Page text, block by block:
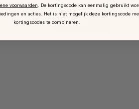
voorwaarden
De kortingscode kan eenmalig gebruikt
en acties. Het is niet mogelijk deze kortingscode
kortingscodes te combineren.